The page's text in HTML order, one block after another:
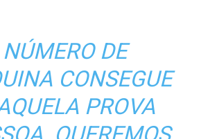
DE
CONSEGUE
PROVA